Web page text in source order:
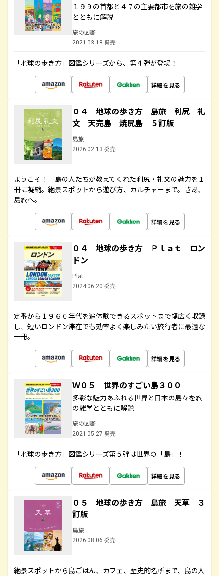
１９９の首都と４７の主要都市を旅の雑学
とともに解説
旅の図鑑
2021.03.18 発売
「地球の歩き方」図鑑シリーズから、第４弾が登場！
詳細を見る
０４ 地球の歩き方 島旅 利尻 礼
文 天売島 焼尻島 ５訂版
島旅
2026.02.13 発売
ようこそ！ 島の人たちが教えてくれた利尻・礼文の魅力を１
冊に凝縮。絶景スポットから遊び方、カルチャーまで。さあ、
島旅へ。
詳細を見る
０４ 地球の歩き方 Ｐｌａｔ ロン
ドン
Plat
2024.06.20 発売
定番から１９６０年代を追体験できるスポットまで幅広く収録
し、短いロンドン滞在でも効率よく楽しみたい旅行者に最適な
一冊。
詳細を見る
Ｗ０５ 世界のすごい島３００
多彩な魅力あふれる世界と日本の島々を旅
の雑学とともに解説
旅の図鑑
2021.05.27 発売
「地球の歩き方」図鑑シリーズ第５弾は世界の「島」！
詳細を見る
０５ 地球の歩き方 島旅 天草 ３
訂版
島旅
2026.08.06 発売
絶景スポットから島ごはん、カフェ、歴史的名所まで、島の人